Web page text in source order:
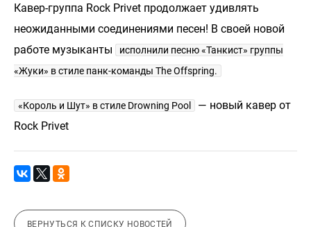
Кавер-группа Rock Privet продолжает удивлять
неожиданными соединениями песен! В своей новой
работе музыканты
исполнили песню «Танкист» группы
«Жуки» в стиле панк-команды The Offspring.
«Король и Шут» в стиле Drowning Pool
— новый кавер от
Rock Privet
ВЕРНУТЬСЯ К СПИСКУ НОВОСТЕЙ